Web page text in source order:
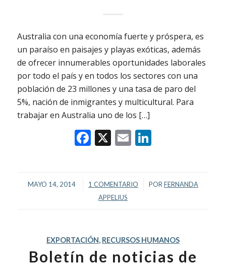
Australia con una economía fuerte y próspera, es
un paraíso en paisajes y playas exóticas, además
de ofrecer innumerables oportunidades laborales
por todo el país y en todos los sectores con una
población de 23 millones y una tasa de paro del
5%, nación de inmigrantes y multicultural. Para
trabajar en Australia uno de los […]
Facebook
X EmailLinkedIn
MAYO 14, 2014
/ 1 COMENTARIO
/ POR FERNANDA
APPELIUS
EXPORTACIÓN, RECURSOS HUMANOS
Boletín de noticias de